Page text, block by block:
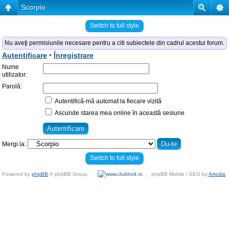
Scorpio
Switch to full style
Nu aveţi permisiunile necesare pentru a citi subiectele din cadrul acestui forum.
Autentificare • Înregistrare
Nume
utilizator:
Parolă:
Autentifică-mă automat la fiecare vizită
Ascunde starea mea online în această sesiune
Mergi la:
Switch to full style
Powered by phpBB © phpBB Group. phpBB Mobile / SEO byArtodia